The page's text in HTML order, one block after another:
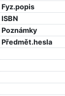
Fyz.popis
ISBN
Poznámky
Předmět.hesla